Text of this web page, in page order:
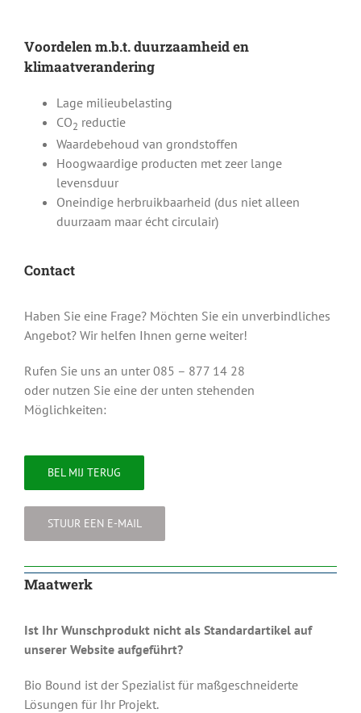
Voordelen m.b.t. duurzaamheid en
klimaatverandering
Lage milieubelasting
CO2 reductie
Waardebehoud van grondstoffen
Hoogwaardige producten met zeer lange
levensduur
Oneindige herbruikbaarheid (dus niet alleen
duurzaam maar écht circulair)
Contact
Haben Sie eine Frage? Möchten Sie ein unverbindliches
Angebot? Wir helfen Ihnen gerne weiter!
Rufen Sie uns an unter 085 – 877 14 28
oder nutzen Sie eine der unten stehenden
Möglichkeiten:
BEL MIJ TERUG
STUUR EEN E-MAIL
Maatwerk
Ist Ihr Wunschprodukt nicht als Standardartikel auf
unserer Website aufgeführt?
Bio Bound ist der Spezialist für maßgeschneiderte
Lösungen für Ihr Projekt.